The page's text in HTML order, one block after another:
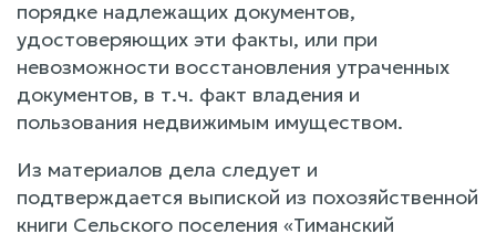
порядке надлежащих документов,
удостоверяющих эти факты, или при
невозможности восстановления утраченных
документов, в т.ч. факт владения и
пользования недвижимым имуществом.
Из материалов дела следует и
подтверждается выпиской из похозяйственной
книги Сельского поселения «Тиманский